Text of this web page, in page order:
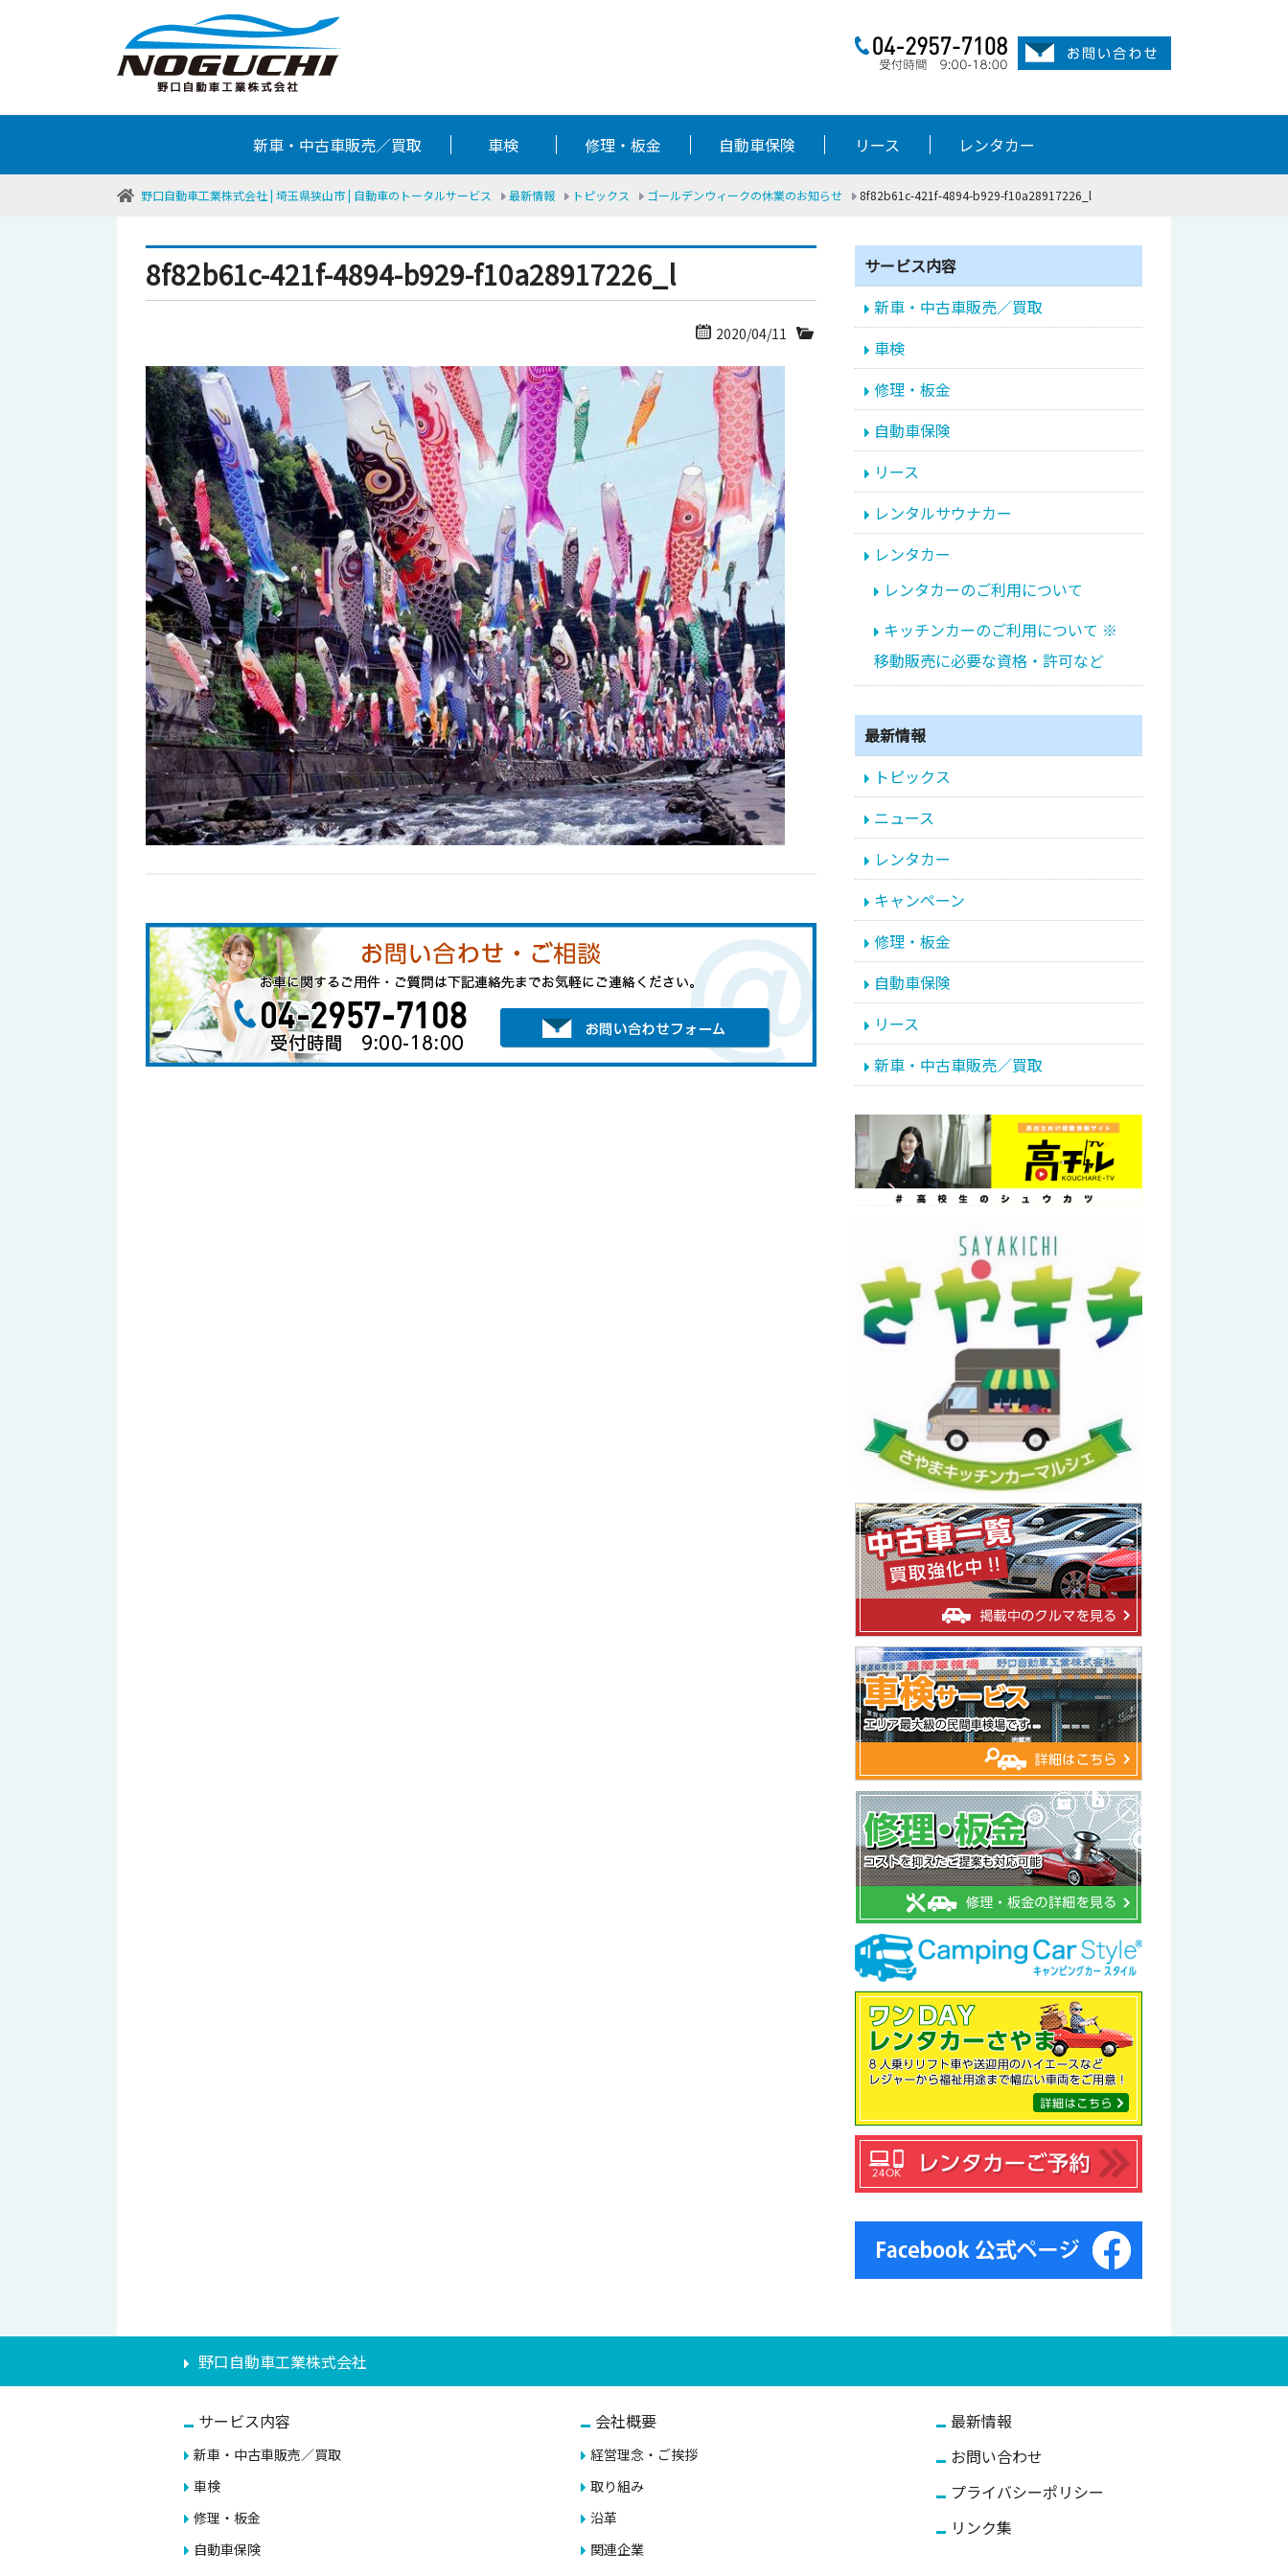
新車・中古車販売／買取 車検 修理・板金 自動車保険 リース レンタカー
野口自動車工業株式会社 | 埼玉県狭山市 | 自動車のトータルサービス 最新情報 トピックス ゴールデンウィークの休業のお知らせ 8f82b61c-421f-4894-b929-f10a28917226_l
8f82b61c-421f-4894-b929-f10a28917226_l
2020/04/11
サービス内容
新車・中古車販売／買取
車検
修理・板金
自動車保険
リース
レンタルサウナカー
レンタカー
レンタカーのご利用について
キッチンカーのご利用について ※
移動販売に必要な資格・許可など
最新情報
トピックス
ニュース
レンタカー
キャンペーン
修理・板金
自動車保険
リース
新車・中古車販売／買取
野口自動車工業株式会社
サービス内容
新車・中古車販売／買取
車検
修理・板金
自動車保険
会社概要
経営理念・ご挨拶
取り組み
沿革
関連企業
最新情報
お問い合わせ
プライバシーポリシー
リンク集